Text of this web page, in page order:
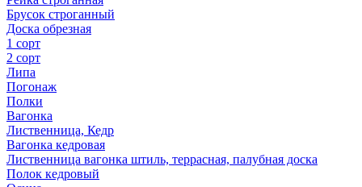
Брусок строганный
Доска обрезная
1 сорт
2 сорт
Липа
Погонаж
Полки
Вагонка
Лиственница, Кедр
Вагонка кедровая
Лиственница вагонка штиль, террасная, палубная доска
Полок кедровый